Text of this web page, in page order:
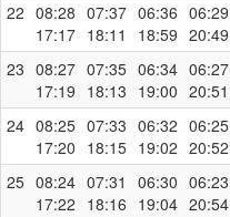
22 08:28
17:17
07:37
18:11
06:36
18:59
06:29
20:49
23 08:27
17:19
07:35
18:13
06:34
19:00
06:27
20:51
24 08:25
17:20
07:33
18:15
06:32
19:02
06:25
20:52
25 08:24
17:22
07:31
18:16
06:30
19:04
06:23
20:54